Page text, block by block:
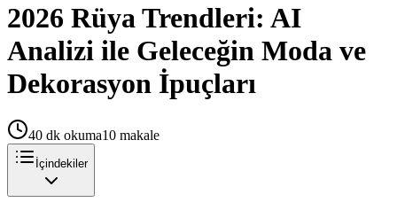
2026 Rüya Trendleri: AI
Analizi ile Geleceğin Moda ve
Dekorasyon İpuçları
40 dk okuma10 makale
İçindekiler